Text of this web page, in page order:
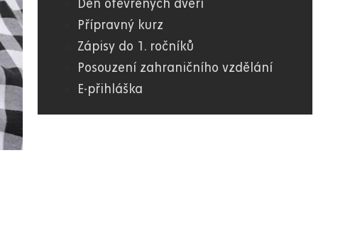
FZS
Den otevřených dveří
Přípravný kurz
Zápisy do 1. ročníků
Posouzení zahraničního vzdělání
E-přihláška